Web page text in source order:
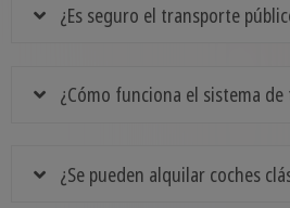
¿Es seguro el transporte
¿Cómo funciona el sistema de
¿Se pueden alquilar coches